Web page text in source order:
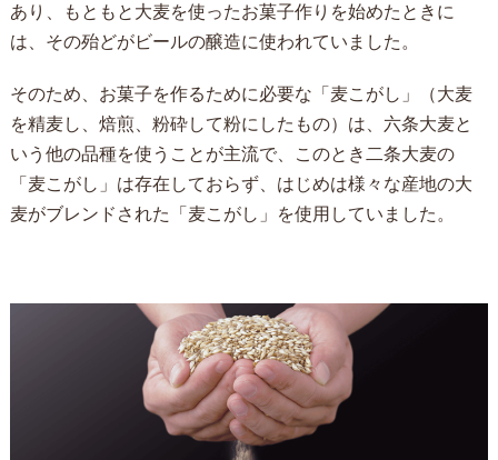
あり、もともと大麦を使ったお菓子作りを始めたときに
は、その殆どがビールの醸造に使われていました。
そのため、お菓子を作るために必要な「麦こがし」（大麦
を精麦し、焙煎、粉砕して粉にしたもの）は、六条大麦と
いう他の品種を使うことが主流で、このとき二条大麦の
「麦こがし」は存在しておらず、はじめは様々な産地の大
麦がブレンドされた「麦こがし」を使用していました。